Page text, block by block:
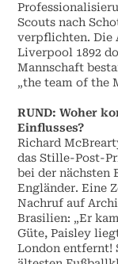
Scouts nach
verpflichten. Die
Liverpool 1892
Mannschaft
„the team of the
RUND: Woher
Einflusses?
Richard
das Stille-Post-
bei der nächsten
Engländer. Eine
Nachruf auf
Brasilien: „Er
Güte, Paisley
London entfernt!